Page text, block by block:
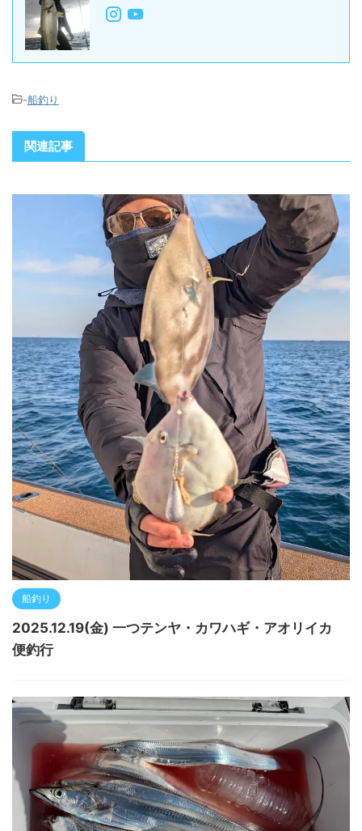
-船釣り
関連記事
船釣り
2025.12.19(金) 一つテンヤ・カワハギ・アオリイカ
便釣行